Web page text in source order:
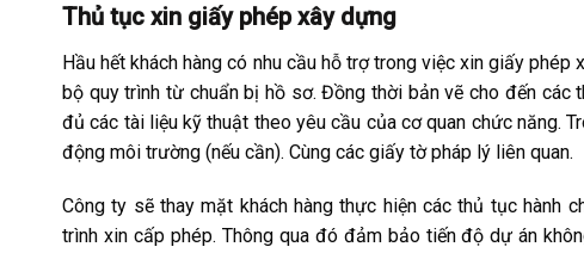
Thủ tục xin giấy phép xây dựng
Hầu hết khách hàng có nhu cầu hỗ trợ trong việc xin giấy
bộ quy trình từ chuẩn bị hồ sơ. Đồng thời bản vẽ cho đến các
đủ các tài liệu kỹ thuật theo yêu cầu của cơ quan chức năng.
động môi trường (nếu cần). Cùng các giấy tờ pháp lý liên quan.
Công ty sẽ thay mặt khách hàng thực hiện các thủ tục hành
trình xin cấp phép. Thông qua đó đảm bảo tiến độ dự án